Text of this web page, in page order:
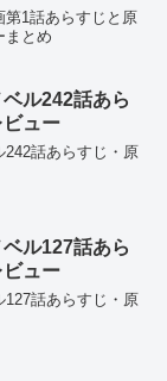
1話あらすじと原
まとめ
ル242話あら
ュー
話あらすじ・原
ル127話あら
ュー
話あらすじ・原